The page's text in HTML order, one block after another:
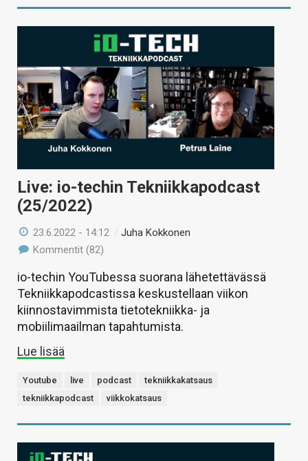
Live: io-techin Tekniikkapodcast
(25/2022)
23.6.2022 - 14:12 /Juha Kokkonen
Kommentit (82)
io-techin YouTubessa suorana lähetettävässä
Tekniikkapodcastissa keskustellaan viikon
kiinnostavimmista tietotekniikka- ja
mobiilimaailman tapahtumista.
Lue lisää
Youtube live podcast
tekniikkakatsaus
tekniikkapodcast
viikkokatsaus